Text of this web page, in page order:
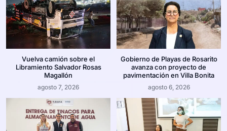
Vuelva camión sobre el
Libramiento Salvador Rosas
Magallón
agosto 7, 2026
Gobierno de Playas de Rosarito
avanza con proyecto de
pavimentación en Villa Bonita
agosto 6, 2026